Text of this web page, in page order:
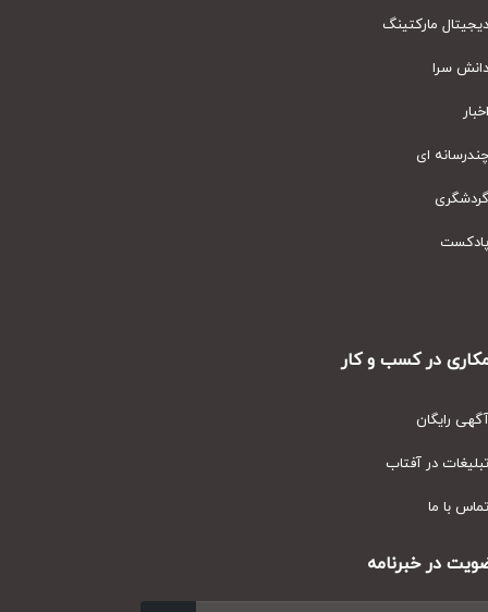
مارکتینگ
سرا
ای
در کسب و کار
رایگان
در آفتاب
با ما
در خبرنامه